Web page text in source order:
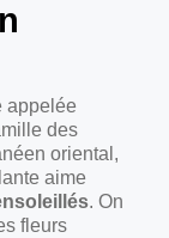
appelée
des
oriental,
aime
. On
fleurs